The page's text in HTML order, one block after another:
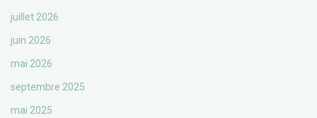
juillet 2026
juin 2026
mai 2026
septembre 2025
mai 2025